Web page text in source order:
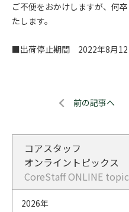
ご不便をおかけしますが、何
たします。
■出荷停止期間 2022年8月12
前の記事へ
コアスタッフ
オンライントピックス
CoreStaff ONLINE
2026年